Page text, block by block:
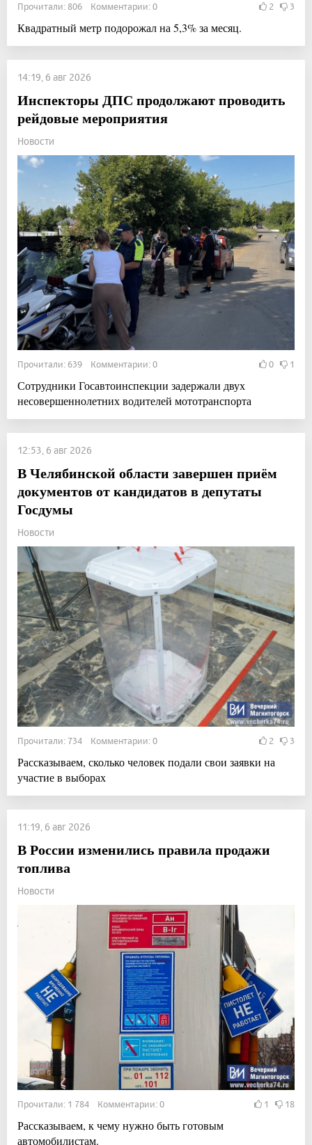
Прочитали: 806 Комментарии: 0 2 3
Квадратный метр подорожал на 5,3% за месяц.
14:19, 6 авг 2026
Инспекторы ДПС продолжают проводить
рейдовые мероприятия
Новости
Прочитали: 639 Комментарии: 0 0 1
Сотрудники Госавтоинспекции задержали двух
несовершеннолетних водителей мототранспорта
12:53, 6 авг 2026
В Челябинской области завершен приём
документов от кандидатов в депутаты
Госдумы
Новости
Прочитали: 734 Комментарии: 0 2 3
Рассказываем, сколько человек подали свои заявки на
участие в выборах
11:19, 6 авг 2026
В России изменились правила продажи
топлива
Новости
Прочитали: 1 784 Комментарии: 0 1 18
Рассказываем, к чему нужно быть готовым
автомобилистам.